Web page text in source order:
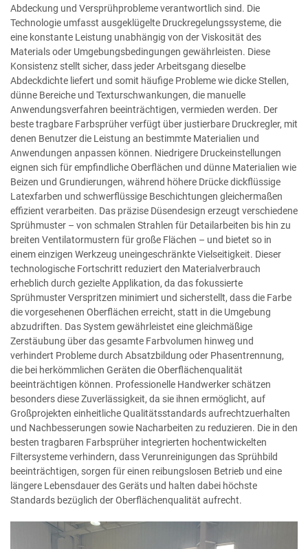
Abdeckung und Versprühprobleme verantwortlich sind. Die
Technologie umfasst ausgeklügelte Druckregelungssysteme, die
eine konstante Leistung unabhängig von der Viskosität des
Materials oder Umgebungsbedingungen gewährleisten. Diese
Konsistenz stellt sicher, dass jeder Arbeitsgang dieselbe
Abdeckdichte liefert und somit häufige Probleme wie dicke Stellen,
dünne Bereiche und Texturschwankungen, die manuelle
Anwendungsverfahren beeinträchtigen, vermieden werden. Der
beste tragbare Farbsprüher verfügt über justierbare Druckregler, mit
denen Benutzer die Leistung an bestimmte Materialien und
Anwendungen anpassen können. Niedrigere Druckeinstellungen
eignen sich für empfindliche Oberflächen und dünne Materialien wie
Beizen und Grundierungen, während höhere Drücke dickflüssige
Latexfarben und schwerflüssige Beschichtungen gleichermaßen
effizient verarbeiten. Das präzise Düsendesign erzeugt verschiedene
Sprühmuster – von schmalen Strahlen für Detailarbeiten bis hin zu
breiten Ventilatormustern für große Flächen – und bietet so in
einem einzigen Werkzeug uneingeschränkte Vielseitigkeit. Dieser
technologische Fortschritt reduziert den Materialverbrauch
erheblich durch gezielte Applikation, da das fokussierte
Sprühmuster Verspritzen minimiert und sicherstellt, dass die Farbe
die vorgesehenen Oberflächen erreicht, statt in die Umgebung
abzudriften. Das System gewährleistet eine gleichmäßige
Zerstäubung über das gesamte Farbvolumen hinweg und
verhindert Probleme durch Absatzbildung oder Phasentrennung,
die bei herkömmlichen Geräten die Oberflächenqualität
beeinträchtigen können. Professionelle Handwerker schätzen
besonders diese Zuverlässigkeit, da sie ihnen ermöglicht, auf
Großprojekten einheitliche Qualitätsstandards aufrechtzuerhalten
und Nachbesserungen sowie Nacharbeiten zu reduzieren. Die in den
besten tragbaren Farbsprüher integrierten hochentwickelten
Filtersysteme verhindern, dass Verunreinigungen das Sprühbild
beeinträchtigen, sorgen für einen reibungslosen Betrieb und eine
längere Lebensdauer des Geräts und halten dabei höchste
Standards bezüglich der Oberflächenqualität aufrecht.